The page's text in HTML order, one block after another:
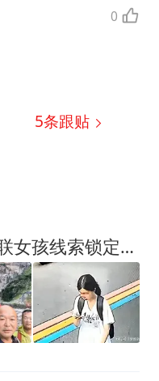
0
5条跟贴
重大转折出现！22岁失联女孩线索锁定夺命，全程无防护令人揪心